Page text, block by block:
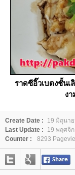
ราดซีอิ๊วเบตงชั้น
ง
Create Date :
19 มิถุนา
Last Update :
19 พฤศจิ
Counter :
8293